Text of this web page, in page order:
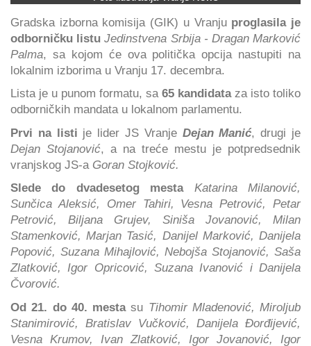
Gradska izborna komisija (GIK) u Vranju proglasila je
odborničku listu Jedinstvena Srbija - Dragan Marković
Palma, sa kojom će ova politička opcija nastupiti na
lokalnim izborima u Vranju 17. decembra.
Lista je u punom formatu, sa 65 kandidataza isto toliko
odborničkih mandata u lokalnom parlamentu.
Prvi na listi je lider JS VranjeDejan Manić, drugi je
Dejan Stojanović, a na treće mestu je potpredsednik
vranjskog JS-a Goran Stojković.
Slede do dvadesetog mesta
Katarina Milanović,
Sunčica Aleksić, Omer Tahiri, Vesna Petrović, Petar
Petrović, Biljana Grujev, Siniša Jovanović, Milan
Stamenković, Marjan Tasić, Danijel Marković, Danijela
Popović, Suzana Mihajlović, Nebojša Stojanović, Saša
Zlatković, Igor Opricović, Suzana Ivanović i Danijela
Čvorović.
Od 21. do 40. mestasu Tihomir Mladenović, Miroljub
Stanimirović, Bratislav Vučković, Danijela Đorđijević,
Vesna Krumov, Ivan Zlatković, Igor Jovanović, Igor